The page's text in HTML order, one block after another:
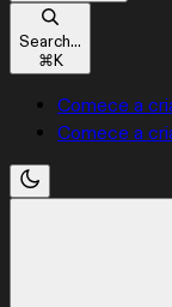
Search...
⌘K
Comece a
Comece a